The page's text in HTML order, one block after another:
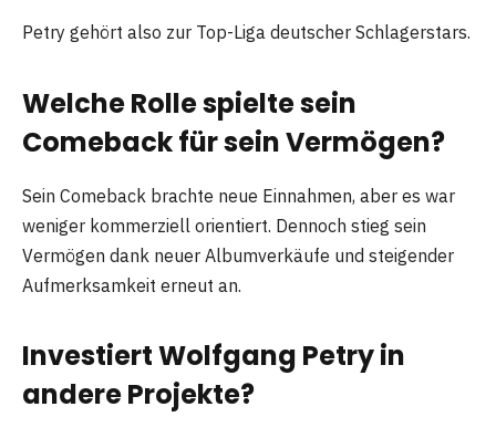
Petry gehört also zur Top-Liga deutscher Schlagerstars.
Welche Rolle spielte sein
Comeback für sein Vermögen?
Sein Comeback brachte neue Einnahmen, aber es war
weniger kommerziell orientiert. Dennoch stieg sein
Vermögen dank neuer Albumverkäufe und steigender
Aufmerksamkeit erneut an.
Investiert Wolfgang Petry in
andere Projekte?